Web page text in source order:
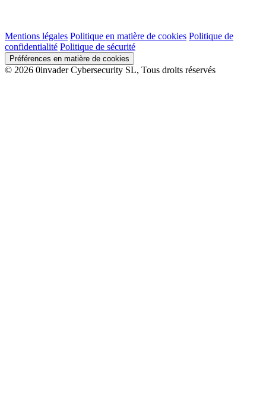
Mentions légales Politique en matière de cookies Politique de
confidentialité Politique de sécurité
Préférences en matière de cookies
© 2026 0invader Cybersecurity SL, Tous droits réservés